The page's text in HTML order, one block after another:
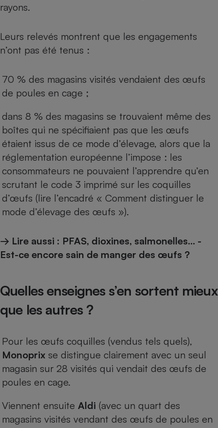
rayons.
Leurs relevés montrent que les engagements
n’ont pas été tenus :
70 % des magasins visités vendaient des œufs
de poules en cage ;
dans 8 % des magasins se trouvaient même des
boîtes qui ne spécifiaient pas que les œufs
étaient issus de ce mode d’élevage, alors que la
réglementation européenne l’impose : les
consommateurs ne pouvaient l’apprendre qu’en
scrutant le code 3 imprimé sur les coquilles
d’œufs (lire l’encadré « Comment distinguer le
mode d’élevage des œufs »).
→ Lire aussi : PFAS, dioxines, salmonelles… -
Est-ce encore sain de manger des œufs ?
Quelles enseignes s’en sortent mieux
que les autres ?
Pour les œufs coquilles (vendus tels quels),
Monoprix se distingue clairement avec un seul
magasin sur 28 visités qui vendait des œufs de
poules en cage.
Viennent ensuite Aldi (avec un quart des
magasins visités vendant des œufs de poules en